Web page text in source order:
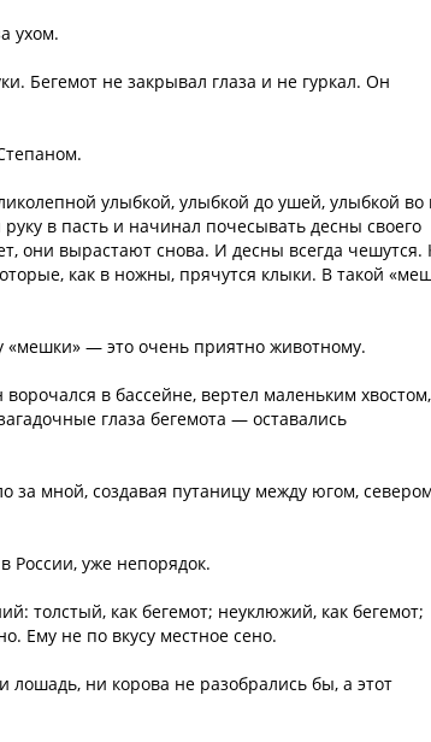
ухом.
Бегемот не закрывал глаза и не гуркал. Он
улыбкой, улыбкой до ушей, улыбкой во
в пасть и начинал почесывать десны своего
они вырастают снова. И десны всегда чешутся.
как в ножны, прячутся клыки. В такой
«мешки» — это очень приятно животному.
в бассейне, вертел маленьким хвостом,
глаза бегемота — оставались
за мной, создавая путаницу между югом,
России, уже непорядок.
толстый, как бегемот; неуклюжий, как бегемот;
Ему не по вкусу местное сено.
лошадь, ни корова не разобрались бы, а этот